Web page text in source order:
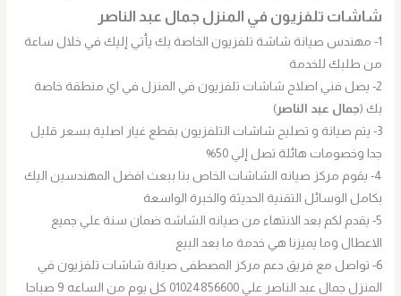
شاشات تلفزيون في المنزل جمال عبد الناصر
1- مهندس صيانة شاشة تلفزيون الخاصة بك يأتي إليك في خلال ساعة
من طلبك للخدمة
2- يصل فني اصلاح شاشات تلفزيون في المنزل في اي منطقة خاصة
بك (جمال عبد الناصر)
3- يتم صيانة و تصليح شاشات التلفزيون بقطع غيار اصلية بسعر قليل
جدا وخصومات هائلة تصل إلي 50%
4- يقوم مركز صيانه الشاشات الخاص بنا ببعث افضل المهندسين اليك
بكامل الوسائل التقنية الحديثة والخبرة الواسعة
5- يقدم لكم بعد الانتهاء من صيانه الشاشه ضمان سنة علي جميع
الاعطال وما يميزنا هي خدمة ما بعد البيع
6- تواصل مع فريق دعم مركز المصطفى صيانة شاشات تلفزيون في
المنزل جمال عبد الناصر علي 01024856600 كل يوم من الساعه 9 صباحا